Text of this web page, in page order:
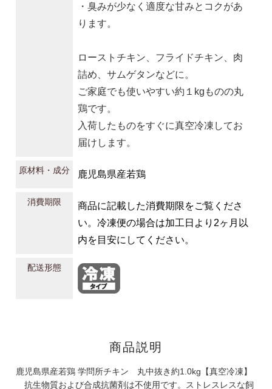
・臭みが少なく適度な甘みとコクがあ
ります。
ローストチキン、フライドチキン、肉
詰め、サムゲタンなどに。
ご家庭でも使いやすい約１kgものの丸
鶏です。
入荷したものをすぐに真空冷凍してお
届けします。
原材料・成分 鹿児島県産若鶏
消費期限
商品に記載した消費期限をご覧くださ
い。冷凍便の場合は加工日より2ヶ月以
内を目安にしてください。
配送形態
商品説明
鹿児島県産若鶏 学問所チキン 丸中抜き約1.0kg【真空冷凍】
抗生物質および合成抗菌剤は不使用です。ストレスレスな飼